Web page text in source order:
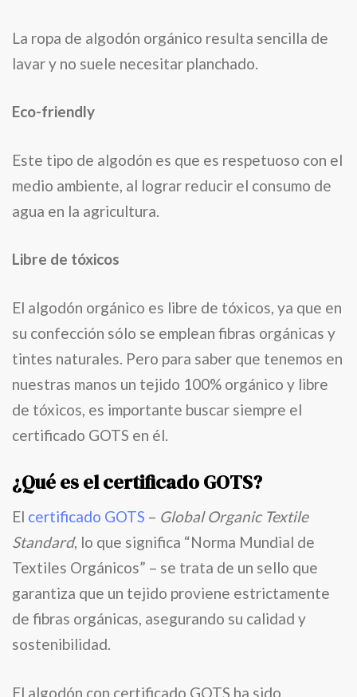
La ropa de algodón orgánico resulta sencilla de
lavar y no suele necesitar planchado.
Eco-friendly
Este tipo de algodón es que es respetuoso con el
medio ambiente, al lograr reducir el consumo de
agua en la agricultura.
Libre de tóxicos
El algodón orgánico es libre de tóxicos, ya que en
su confección sólo se emplean fibras orgánicas y
tintes naturales. Pero para saber que tenemos en
nuestras manos un tejido 100% orgánico y libre
de tóxicos, es importante buscar siempre el
certificado GOTS en él.
¿Qué es el certificado GOTS?
El certificado GOTS – Global Organic Textile
Standard, lo que significa “Norma Mundial de
Textiles Orgánicos” – se trata de un sello que
garantiza que un tejido proviene estrictamente
de fibras orgánicas, asegurando su calidad y
sostenibilidad.
El algodón con certificado GOTS ha sido